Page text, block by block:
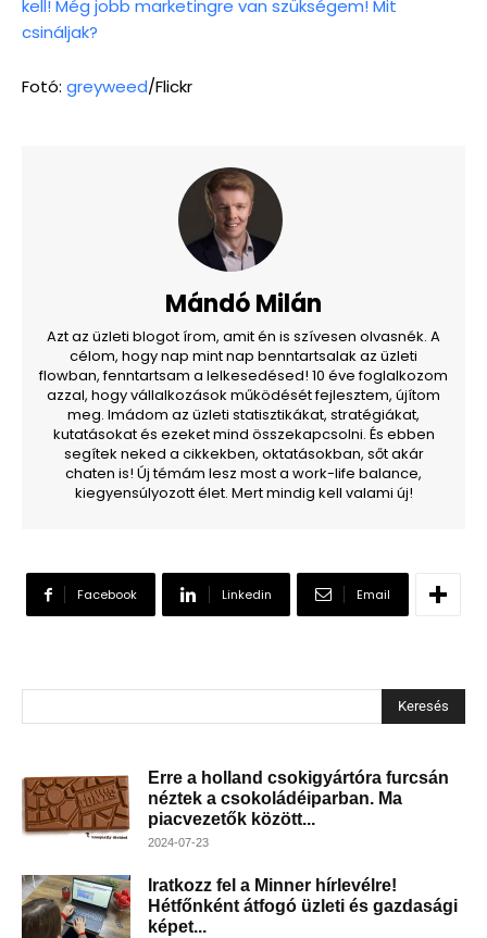
kell! Még jobb marketingre van szükségem! Mit
csináljak?
Fotó: greyweed/Flickr
Mándó Milán
Azt az üzleti blogot írom, amit én is szívesen olvasnék. A
célom, hogy nap mint nap benntartsalak az üzleti
flowban, fenntartsam a lelkesedésed! 10 éve foglalkozom
azzal, hogy vállalkozások működését fejlesztem, újítom
meg. Imádom az üzleti statisztikákat, stratégiákat,
kutatásokat és ezeket mind összekapcsolni. És ebben
segítek neked a cikkekben, oktatásokban, sőt akár
chaten is! Új témám lesz most a work-life balance,
kiegyensúlyozott élet. Mert mindig kell valami új!
Facebook Linkedin Email
Keresés
Erre a holland csokigyártóra furcsán
néztek a csokoládéiparban. Ma
piacvezetők között...
2024-07-23
Iratkozz fel a Minner hírlevélre!
Hétfőnként átfogó üzleti és gazdasági
képet...